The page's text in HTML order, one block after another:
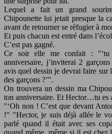
Lequel a fait un grand
Chipounette lui jetait presque la
avant de retourner se réfugier à
Et puis chacun est entré dans
C’est pas gagné.
Ce soir elle me confait :
anniversaire, j’inviterai 2
avis quel dessin je devrai faire sur
des garçons ?’ .
On trouvera un dessin ma
ton anniversaire. Et Hector…tu es
‘Oh non ! C’est que devant
!
Hector, je suis déjà allée le
parlé quand il était avec ses
quand même, même si il est chez